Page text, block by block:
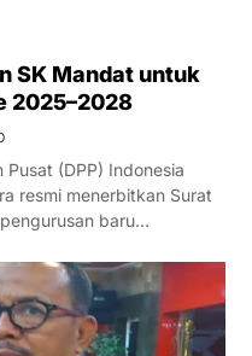
SK Mandat untuk
2025–2028
Pusat (DPP) Indonesia
resmi menerbitkan Surat
baru…